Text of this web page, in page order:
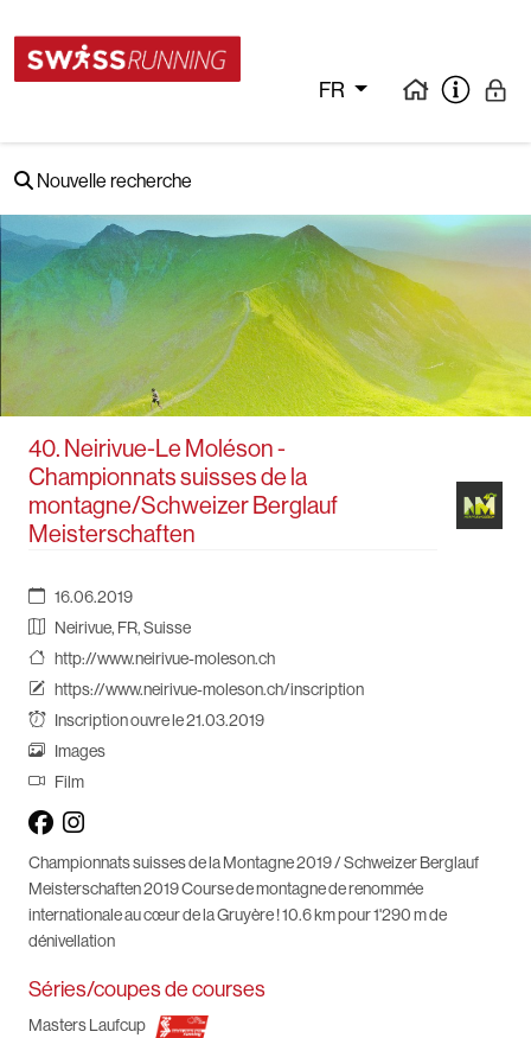
FR
Nouvelle recherche
40. Neirivue-Le Moléson -
Championnats suisses de la
montagne/Schweizer Berglauf
Meisterschaften
16.06.2019
Neirivue, FR, Suisse
http://www.neirivue-moleson.ch
https://www.neirivue-moleson.ch/inscription
Inscription ouvre le 21.03.2019
Images
Film
Championnats suisses de la Montagne 2019 / Schweizer Berglauf
Meisterschaften 2019 Course de montagne de renommée
internationale au cœur de la Gruyère ! 10.6 km pour 1'290 m de
dénivellation
Séries/coupes de courses
Masters Laufcup